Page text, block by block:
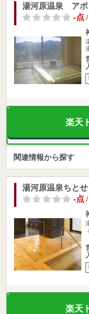
湯河原温泉 アポ
-点/
楽天
関連情報から探す
湯河原温泉ちとせ
-点/
楽天